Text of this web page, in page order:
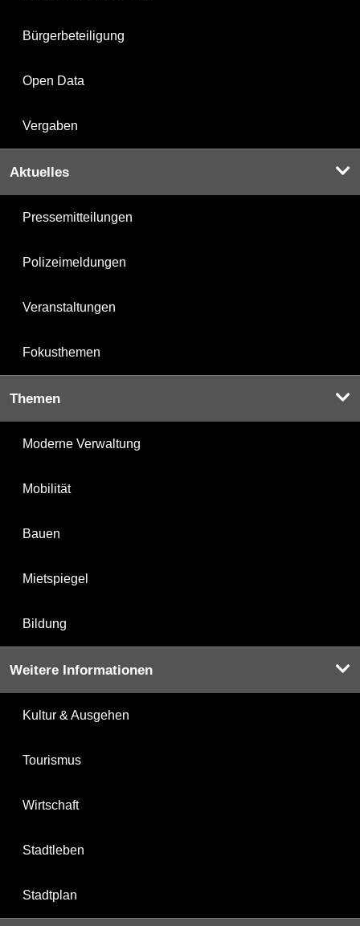
Bürgerbeteiligung
Open Data
Vergaben
Aktuelles
Pressemitteilungen
Polizeimeldungen
Veranstaltungen
Fokusthemen
Themen
Moderne Verwaltung
Mobilität
Bauen
Mietspiegel
Bildung
Weitere Informationen
Kultur & Ausgehen
Tourismus
Wirtschaft
Stadtleben
Stadtplan